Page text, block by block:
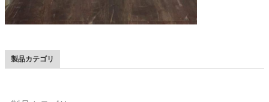
製品カテゴリ
1mm~5mmの柔